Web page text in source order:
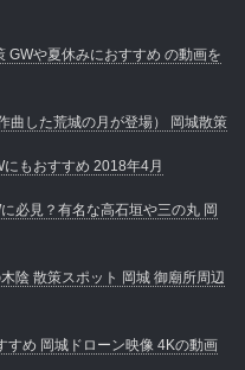
GWや夏休みにおすすめ の動画を
曲した荒城の月が登場） 岡城散策
もおすすめ 2018年4月
必見？有名な高石垣や三の丸 岡
陰 散策スポット 岡城 御廟所周辺
すめ 岡城ドローン映像 4Kの動画